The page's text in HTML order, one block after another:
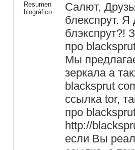
Resumen
biográfico
Салют,
блекспрут.
блэкспрут?!
про
Мы
зеркала а
blacksprut
ссылка tor,
про
http://
если Вы